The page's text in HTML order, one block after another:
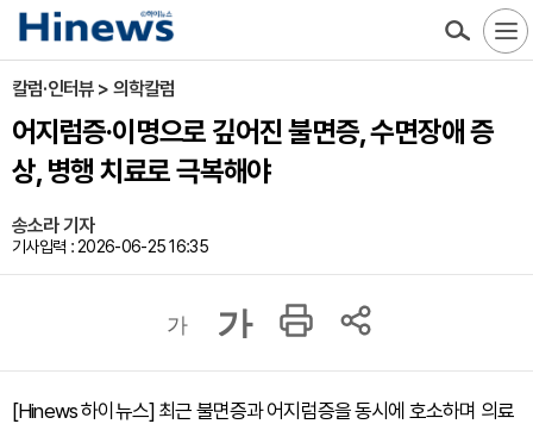
칼럼·인터뷰 > 의학칼럼
어지럼증·이명으로 깊어진 불면증, 수면장애 증
상, 병행 치료로 극복해야
송소라 기자
기사입력 : 2026-06-25 16:35
가 가
[Hinews 하이뉴스] 최근 불면증과 어지럼증을 동시에 호소하며 의료